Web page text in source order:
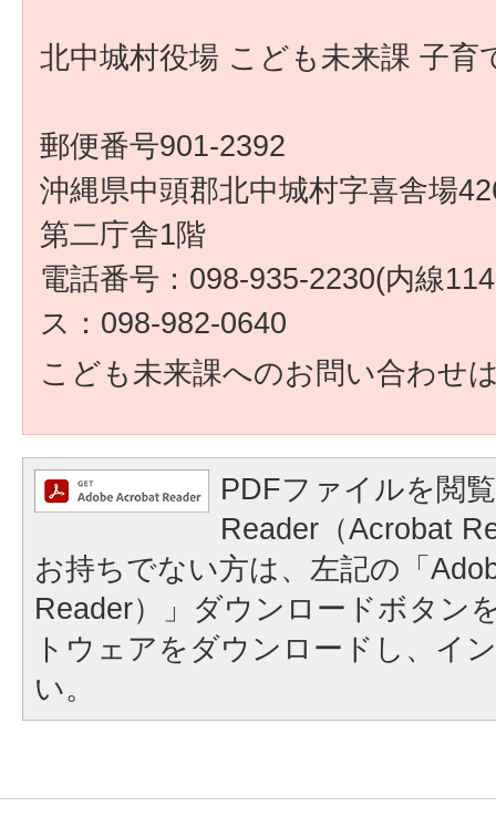
北中城村役場 こども未来課 子育
郵便番号901-2392
沖縄県中頭郡北中城村字喜舎場
第二庁舎1階
電話番号：098-935-2230(内線
ス：098-982-0640
こども未来課へのお問い合わせ
PDFファイルを閲
Reader（Acrobat
お持ちでない方は、左記の「
Reader）」ダウンロードボタン
トウェアをダウンロードし、イ
い。